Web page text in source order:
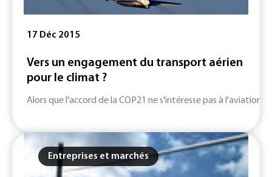
17 Déc 2015
Vers un engagement du transport aérien
pour le climat ?
Alors que l'accord de la COP21 ne s'intéresse pas à
Entreprises et marchés